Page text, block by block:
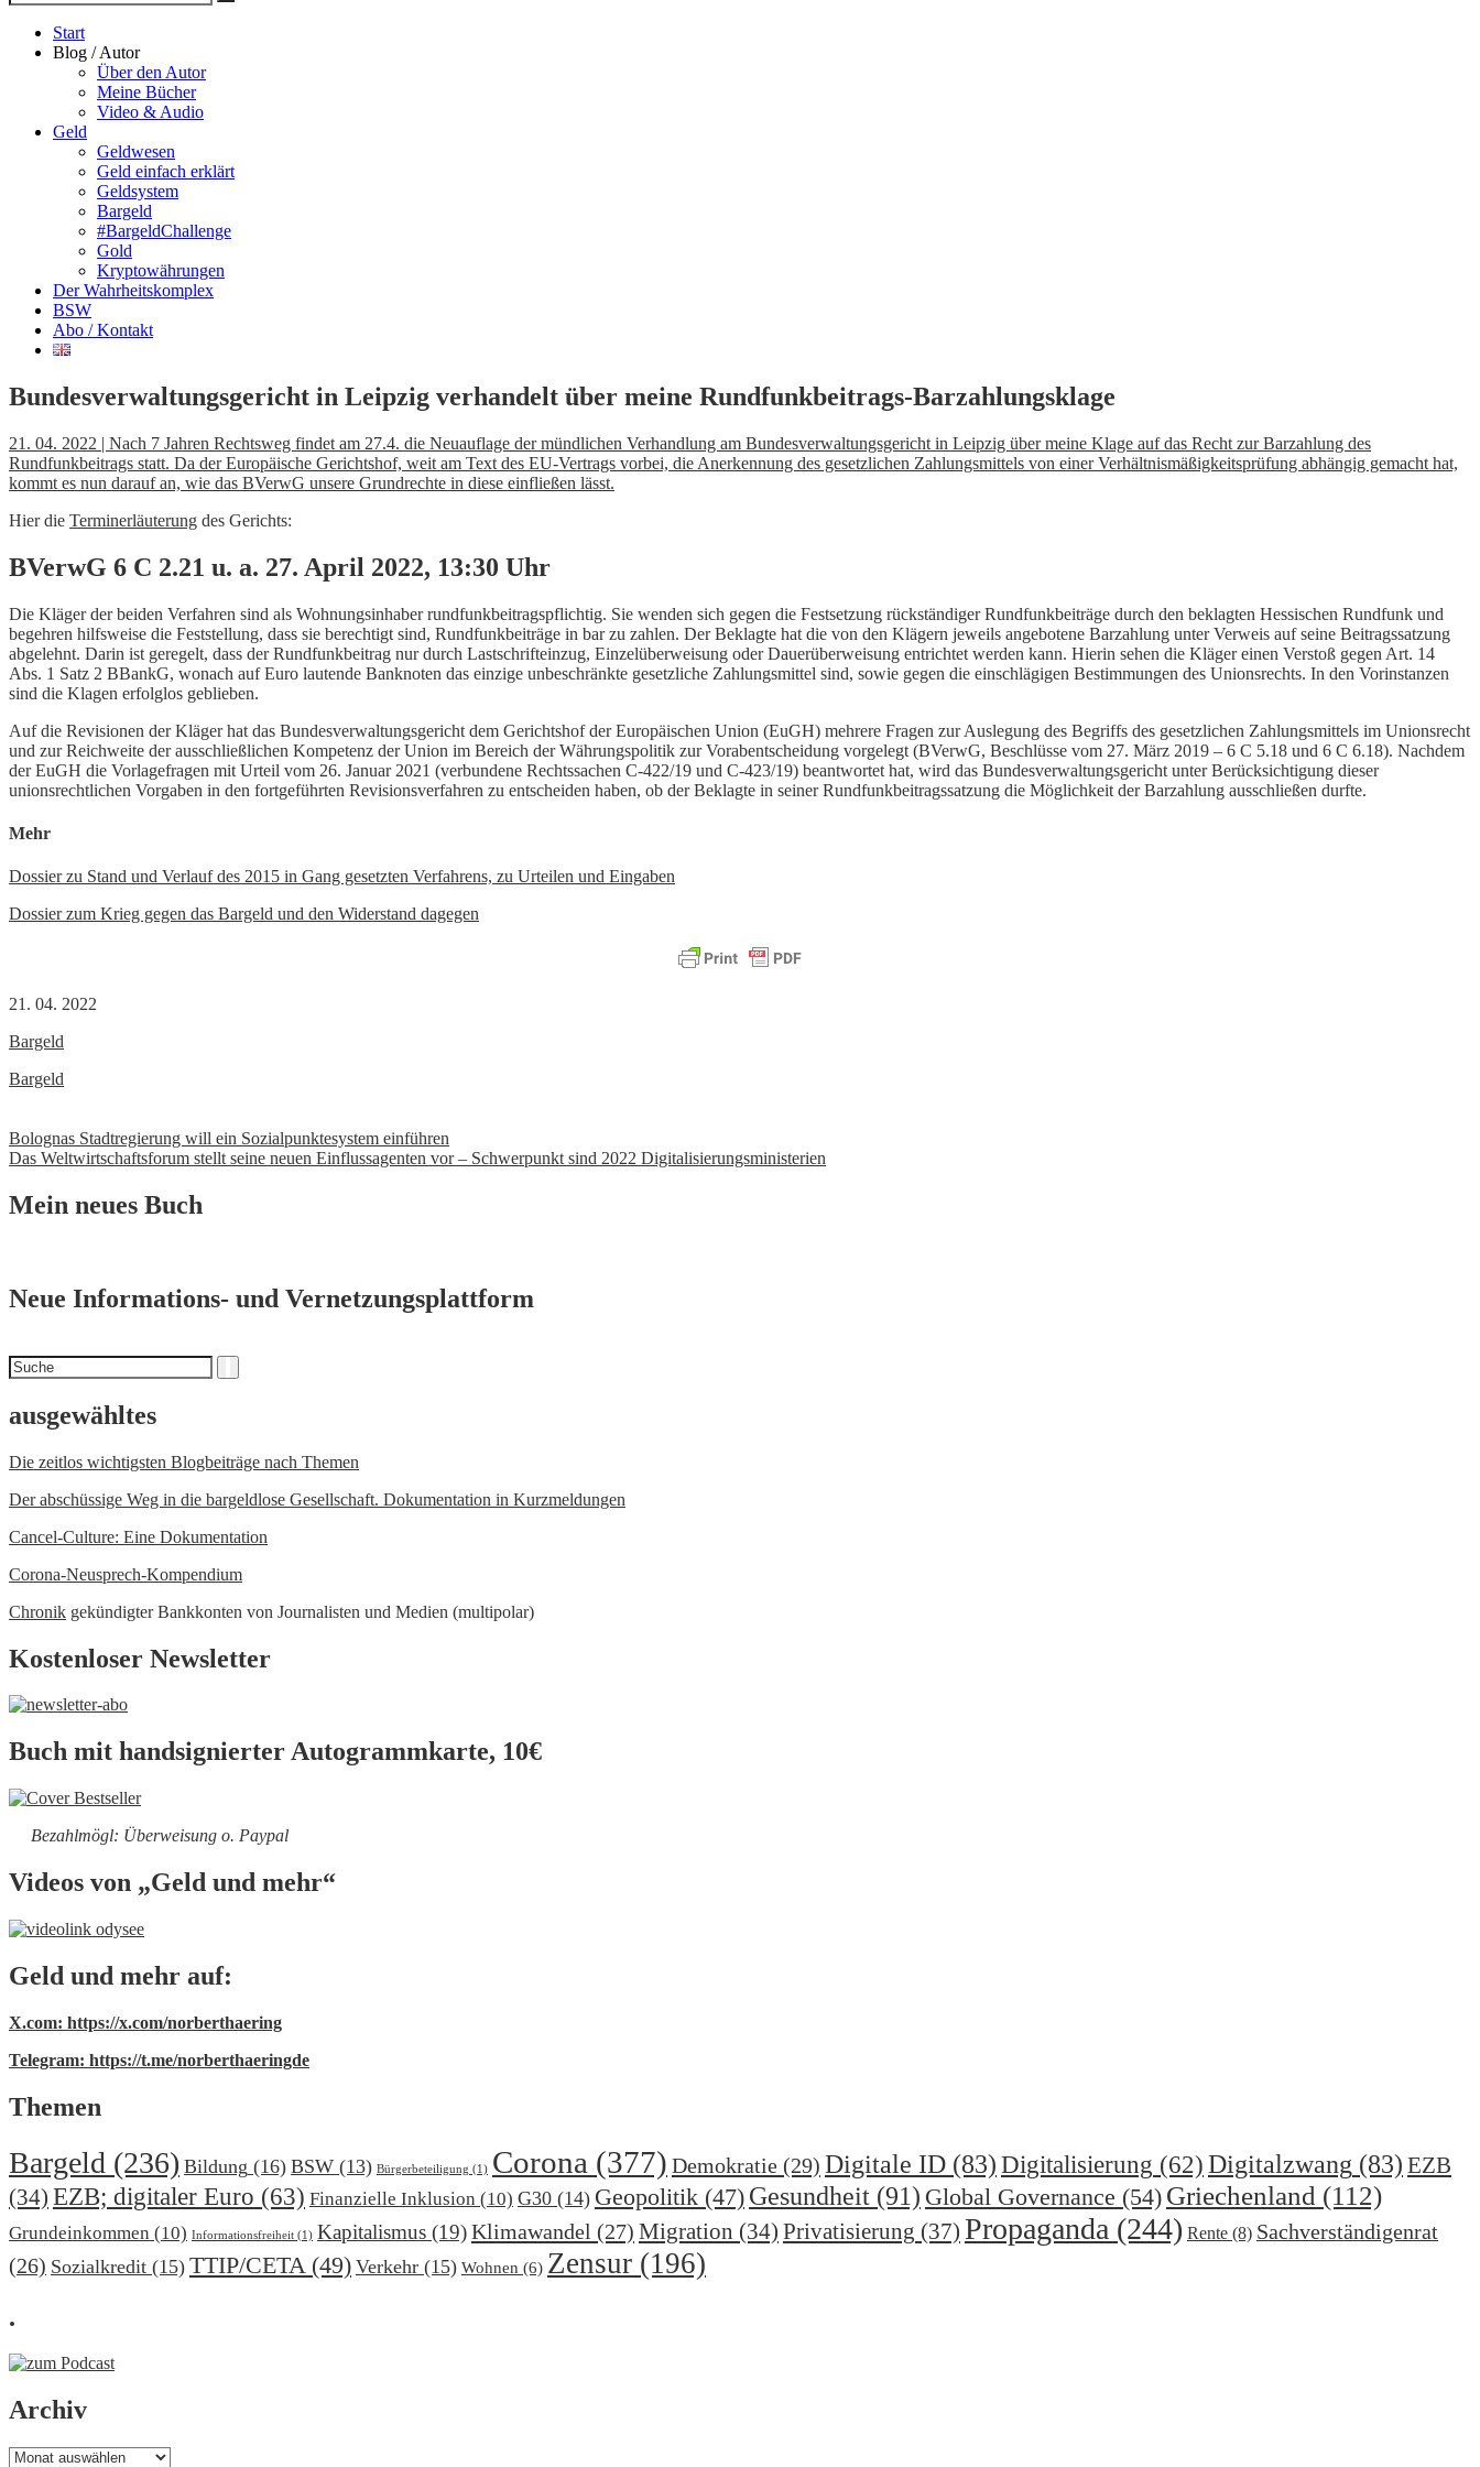
nach
Suche
Start
Blog / Autor
Über den Autor
Meine Bücher
Video & Audio
Geld
Geldwesen
Geld einfach erklärt
Geldsystem
Bargeld
#BargeldChallenge
Gold
Kryptowährungen
Der Wahrheitskomplex
BSW
Abo / Kontakt
Bundesverwaltungsgericht in Leipzig verhandelt über meine Rundfunkbeitrags-Barzahlungsklage
21. 04. 2022 | Nach 7 Jahren Rechtsweg findet am 27.4. die Neuauflage der mündlichen Verhandlung am Bundesverwaltungsgericht in Leipzig über meine Klage auf das Recht zur Barzahlung des
Rundfunkbeitrags statt. Da der Europäische Gerichtshof, weit am Text des EU-Vertrags vorbei, die Anerkennung des gesetzlichen Zahlungsmittels von einer Verhältnismäßigkeitsprüfung abhängig gemacht hat,
kommt es nun darauf an, wie das BVerwG unsere Grundrechte in diese einfließen lässt.
Hier die Terminerläuterung des Gerichts:
BVerwG 6 C 2.21 u. a. 27. April 2022, 13:30 Uhr
Die Kläger der beiden Verfahren sind als Wohnungsinhaber rundfunkbeitragspflichtig. Sie wenden sich gegen die Festsetzung rückständiger Rundfunkbeiträge durch den beklagten Hessischen Rundfunk und
begehren hilfsweise die Feststellung, dass sie berechtigt sind, Rundfunkbeiträge in bar zu zahlen. Der Beklagte hat die von den Klägern jeweils angebotene Barzahlung unter Verweis auf seine Beitragssatzung
abgelehnt. Darin ist geregelt, dass der Rundfunkbeitrag nur durch Lastschrifteinzug, Einzelüberweisung oder Dauerüberweisung entrichtet werden kann. Hierin sehen die Kläger einen Verstoß gegen Art. 14
Abs. 1 Satz 2 BBankG, wonach auf Euro lautende Banknoten das einzige unbeschränkte gesetzliche Zahlungsmittel sind, sowie gegen die einschlägigen Bestimmungen des Unionsrechts. In den Vorinstanzen
sind die Klagen erfolglos geblieben.
Auf die Revisionen der Kläger hat das Bundesverwaltungsgericht dem Gerichtshof der Europäischen Union (EuGH) mehrere Fragen zur Auslegung des Begriffs des gesetzlichen Zahlungsmittels im Unionsrecht
und zur Reichweite der ausschließlichen Kompetenz der Union im Bereich der Währungspolitik zur Vorabentscheidung vorgelegt (BVerwG, Beschlüsse vom 27. März 2019 – 6 C 5.18 und 6 C 6.18). Nachdem
der EuGH die Vorlagefragen mit Urteil vom 26. Januar 2021 (verbundene Rechtssachen C-422/19 und C-423/19) beantwortet hat, wird das Bundesverwaltungsgericht unter Berücksichtigung dieser
unionsrechtlichen Vorgaben in den fortgeführten Revisionsverfahren zu entscheiden haben, ob der Beklagte in seiner Rundfunkbeitragssatzung die Möglichkeit der Barzahlung ausschließen durfte.
Mehr
Dossier zu Stand und Verlauf des 2015 in Gang gesetzten Verfahrens, zu Urteilen und Eingaben
Dossier zum Krieg gegen das Bargeld und den Widerstand dagegen
21. 04. 2022
Bargeld
Bargeld
Beitrags-
Navigation
Bolognas Stadtregierung will ein Sozialpunktesystem einführen
Das Weltwirtschaftsforum stellt seine neuen Einflussagenten vor – Schwerpunkt sind 2022 Digitalisierungsministerien
Mein neues Buch
Neue Informations- und Vernetzungsplattform
Suchen
nach
ausgewähltes
Die zeitlos wichtigsten Blogbeiträge nach Themen
Der abschüssige Weg in die bargeldlose Gesellschaft. Dokumentation in Kurzmeldungen
Cancel-Culture: Eine Dokumentation
Corona-Neusprech-Kompendium
Chronik gekündigter Bankkonten von Journalisten und Medien (multipolar)
Kostenloser Newsletter
Buch mit handsignierter Autogrammkarte, 10€
Bezahlmögl: Überweisung o. Paypal
Videos von „Geld und mehr“
Geld und mehr auf:
X.com: https://x.com/norberthaering
Telegram: https://t.me/norberthaeringde
Themen
Bargeld (236) Bildung (16) BSW (13) Bürgerbeteiligung (1) Corona (377) Demokratie (29) Digitale ID (83) Digitalisierung (62) Digitalzwang (83) EZB
(34) EZB; digitaler Euro (63) Finanzielle Inklusion (10) G30 (14) Geopolitik (47) Gesundheit (91) Global Governance (54) Griechenland (112)
Grundeinkommen (10) Informationsfreiheit (1) Kapitalismus (19)Klimawandel (27) Migration (34) Privatisierung (37) Propaganda (244) Rente (8) Sachverständigenrat
(26) Sozialkredit (15) TTIP/CETA (49) Verkehr (15) Wohnen (6) Zensur (196)
.
Archiv
Archiv